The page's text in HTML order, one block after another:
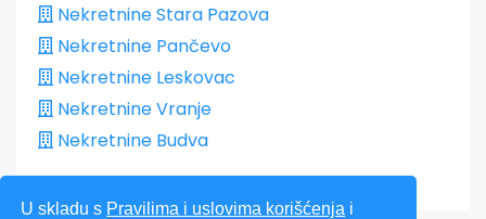
U skladu s Pravilima i uslovima korišćenja i
Nekretnine Stara Pazova
Nekretnine Pančevo
Nekretnine Leskovac
Nekretnine Vranje
Nekretnine Budva